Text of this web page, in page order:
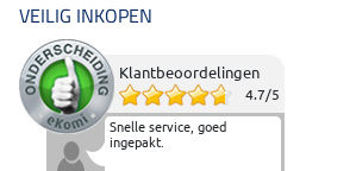
VEILIG INKOPEN
Klantbeoordelingen
4.7/5
Snelle service, goed
ingepakt.